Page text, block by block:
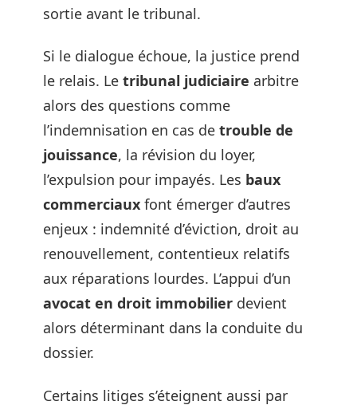
sortie avant le tribunal.
Si le dialogue échoue, la justice prend
le relais. Le tribunal judiciaire arbitre
alors des questions comme
l’indemnisation en cas de trouble de
jouissance, la révision du loyer,
l’expulsion pour impayés. Les baux
commerciaux font émerger d’autres
enjeux : indemnité d’éviction, droit au
renouvellement, contentieux relatifs
aux réparations lourdes. L’appui d’un
avocat en droit immobilier devient
alors déterminant dans la conduite du
dossier.
Certains litiges s’éteignent aussi par